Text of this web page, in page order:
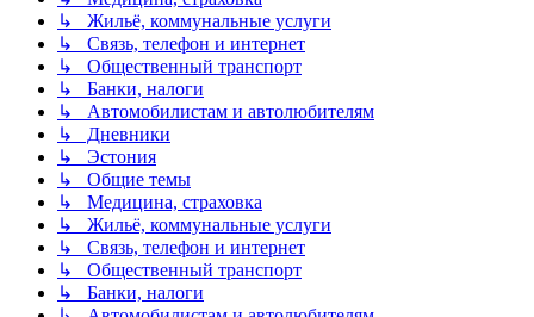
↳ Жильё, коммунальные услуги
↳ Связь, телефон и интернет
↳ Общественный транспорт
↳ Банки, налоги
↳ Автомобилистам и автолюбителям
↳ Дневники
↳ Эстония
↳ Общие темы
↳ Медицина, страховка
↳ Жильё, коммунальные услуги
↳ Связь, телефон и интернет
↳ Общественный транспорт
↳ Банки, налоги